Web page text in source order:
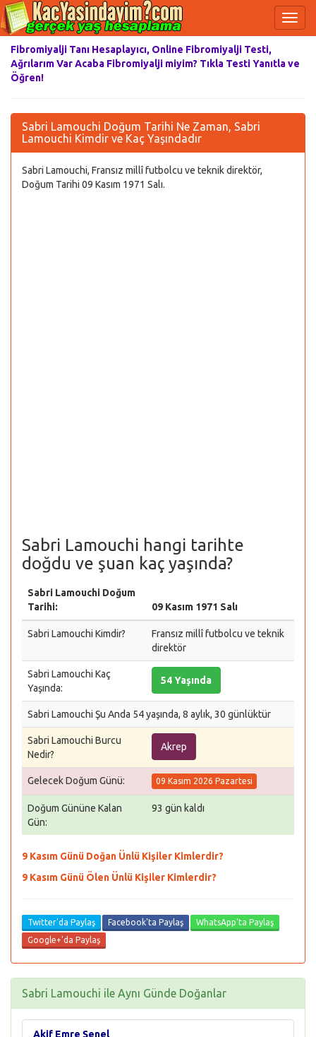
Fibromiyalji Tanı Hesaplayıcı, Online Fibromiyalji Testi,
Ağrılarım Var Acaba Fibromiyalji miyim? Tıkla Testi Yanıtla ve
Öğren!
Sabri Lamouchi Doğum Tarihi Ne Zaman, Sabri
Lamouchi Kimdir ve Kaç Yaşındadır
Sabri Lamouchi, Fransız millî futbolcu ve teknik direktör,
Doğum Tarihi 09 Kasım 1971 Salı.
Sabri Lamouchi hangi tarihte
doğdu ve şuan kaç yaşında?
Sabri Lamouchi Doğum
Tarihi:
09 Kasım 1971 Salı
Sabri Lamouchi Kimdir?
Fransız millî futbolcu ve teknik
direktör
Sabri Lamouchi Kaç
Yaşında:
54 Yaşında
Sabri Lamouchi Şu Anda 54 yaşında, 8 aylık, 30 günlüktür
Sabri Lamouchi Burcu
Nedir?
Akrep
Gelecek Doğum Günü: 09 Kasım 2026 Pazartesi
Doğum Gününe Kalan
Gün:
93 gün kaldı
9 Kasım Günü Doğan Ünlü Kişiler Kimlerdir?
9 Kasım Günü Ölen Ünlü Kişiler Kimlerdir?
Twitter'da Paylaş Facebook'ta Paylaş
WhatsApp'ta Paylaş
Google+'da Paylaş
Sabri Lamouchi ile Aynı Günde Doğanlar
Akif Emre Şenel